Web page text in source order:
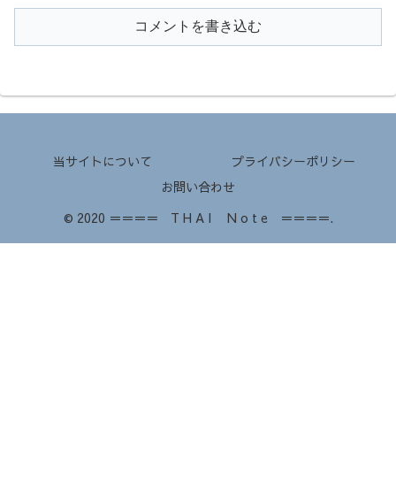
コメントを書き込む
当サイトについて
プライバシーポリシー
お問い合わせ
© 2020 ＝＝＝＝ T H A I N o t e ＝＝＝＝.